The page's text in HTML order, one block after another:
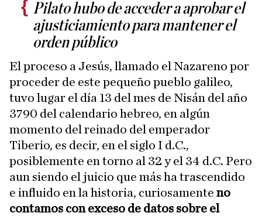
Pilato hubo de acceder a aprobar el
ajusticiamiento para mantener el
orden público
El proceso a Jesús, llamado el Nazareno por
proceder de este pequeño pueblo galileo,
tuvo lugar el día 13 del mes de Nisán del año
3790 del calendario hebreo, en algún
momento del reinado del emperador
Tiberio, es decir, en el siglo I d.C.,
posiblemente en torno al 32 y el 34 d.C. Pero
aun siendo el juicio que más ha trascendido
e influido en la historia, curiosamente no
contamos con exceso de datos sobre el